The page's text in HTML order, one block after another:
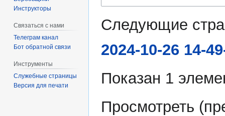
Следующие
2024-10-26 14-
Показан 1
Просмотреть (
Инструкторы
Связаться с нами
Телеграм канал
Бот обратной связи
Инструменты
Служебные страницы
Версия для печати